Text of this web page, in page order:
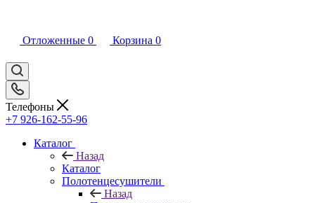
Отложенные 0 Корзина 0
Телефоны
+7 926-162-55-96
Каталог
Назад
Каталог
Полотенцесушители
Назад